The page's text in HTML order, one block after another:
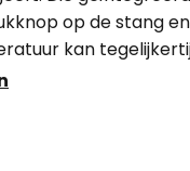
op de stang
kan
niet alleen voor